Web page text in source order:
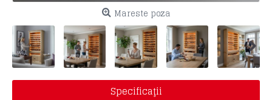
Mareste poza
Specificaţii